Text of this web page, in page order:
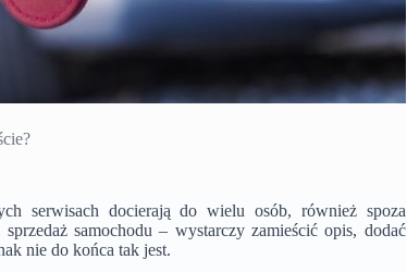
serwisach docierają do wielu osób, również spoza
samochodu – wystarczy zamieścić opis, dodać
nie do końca tak jest.